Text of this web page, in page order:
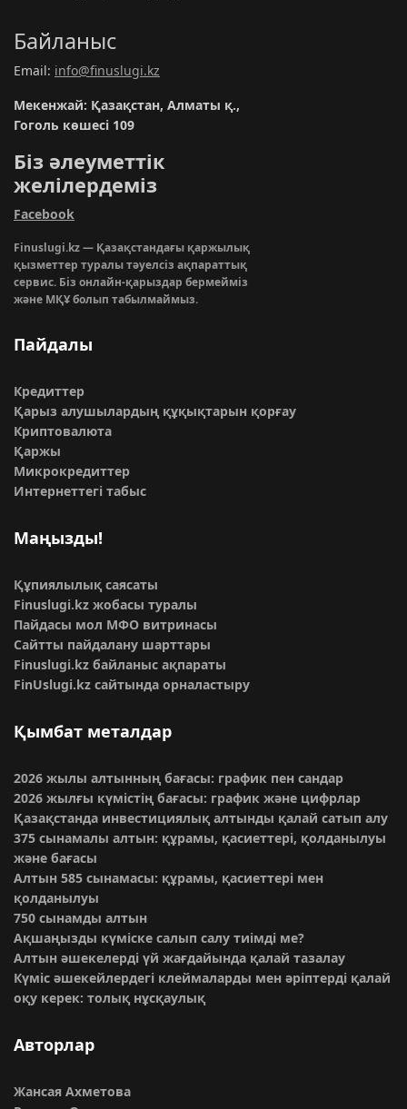
Байланыс
Email: info@finuslugi.kz
Мекенжай: Қазақстан, Алматы қ.,
Гоголь көшесі 109
Біз әлеуметтік
желілердеміз
Facebook
Finuslugi.kz — Қазақстандағы қаржылық
қызметтер туралы тәуелсіз ақпараттық
сервис. Біз онлайн-қарыздар бермейміз
және МҚҰ болып табылмаймыз.
Пайдалы
Кредиттер
Қарыз алушылардың құқықтарын қорғау
Криптовалюта
Қаржы
Микрокредиттер
Интернеттегі табыс
Маңызды!
Құпиялылық саясаты
Finuslugi.kz жобасы туралы
Пайдасы мол МФО витринасы
Сайтты пайдалану шарттары
Finuslugi.kz байланыс ақпараты
FinUslugi.kz сайтында орналастыру
Қымбат металдар
2026 жылы алтынның бағасы: график пен сандар
2026 жылғы күмістің бағасы: график және цифрлар
Қазақстанда инвестициялық алтынды қалай сатып алу
375 сынамалы алтын: құрамы, қасиеттері, қолданылуы
және бағасы
Алтын 585 сынамасы: құрамы, қасиеттері мен
қолданылуы
750 сынамды алтын
Ақшаңызды күміске салып салу тиімді ме?
Алтын әшекелерді үй жағдайында қалай тазалау
Күміс әшекейлердегі клеймаларды мен әріптерді қалай
оқу керек: толық нұсқаулық
Авторлар
Жансая Ахметова